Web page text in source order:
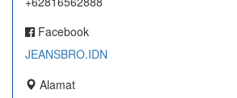
Facebook
JEANSBRO.IDN
Alamat